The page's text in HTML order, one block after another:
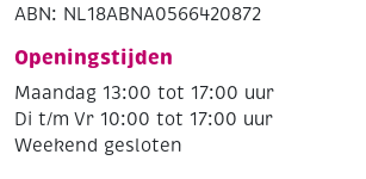
ABN: NL18ABNA0566420872
Openingstijden
Maandag 13:00 tot 17:00 uur
Di t/m Vr 10:00 tot 17:00 uur
Weekend gesloten